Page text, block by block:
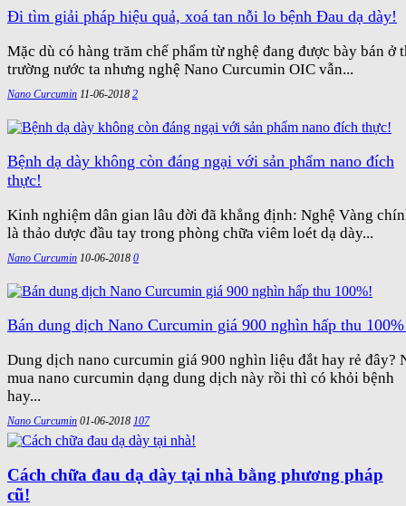
Đi tìm giải pháp hiệu quả, xoá tan nỗi lo bệnh Đau dạ dày!
Mặc dù có hàng trăm chế phẩm từ nghệ đang được bày bán ở
trường nước ta nhưng nghệ Nano Curcumin OIC vẫn...
Nano Curcumin 11-06-2018 2
Bệnh dạ dày không còn đáng ngại với sản phẩm nano đích
thực!
Kinh nghiệm dân gian lâu đời đã khẳng định: Nghệ Vàng
là thảo dược đầu tay trong phòng chữa viêm loét dạ dày...
Nano Curcumin 10-06-2018 0
Bán dung dịch Nano Curcumin giá 900 nghìn hấp thu
Dung dịch nano curcumin giá 900 nghìn liệu đắt hay rẻ đây?
mua nano curcumin dạng dung dịch này rồi thì có khỏi bệnh
hay...
Nano Curcumin 01-06-2018 107
Cách chữa đau dạ dày tại nhà bằng phương pháp
cũ!